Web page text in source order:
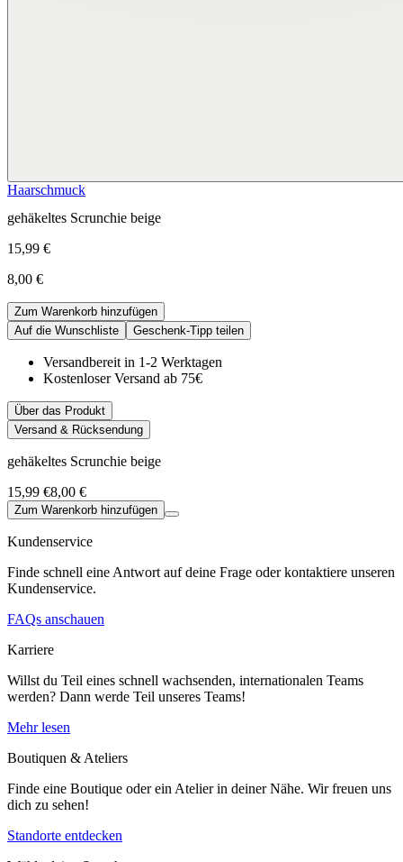
Haarschmuck
gehäkeltes Scrunchie beige
15,99 €
8,00 €
Zum Warenkorb hinzufügen
Auf die Wunschliste
Geschenk-Tipp teilen
Versandbereit in 1-2 Werktagen
Kostenloser Versand ab 75€
Über das Produkt
Versand & Rücksendung
gehäkeltes Scrunchie beige
15,99 €8,00 €
Zum Warenkorb hinzufügen
Kundenservice
Finde schnell eine Antwort auf deine Frage oder kontaktiere unseren
Kundenservice.
FAQs anschauen
Karriere
Willst du Teil eines schnell wachsenden, internationalen Teams
werden? Dann werde Teil unseres Teams!
Mehr lesen
Boutiquen & Ateliers
Finde eine Boutique oder ein Atelier in deiner Nähe. Wir freuen uns
dich zu sehen!
Standorte entdecken